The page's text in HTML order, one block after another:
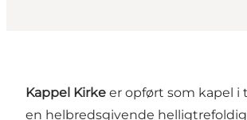
Kappel Kirke er opført som kapel i
en helbredsgivende